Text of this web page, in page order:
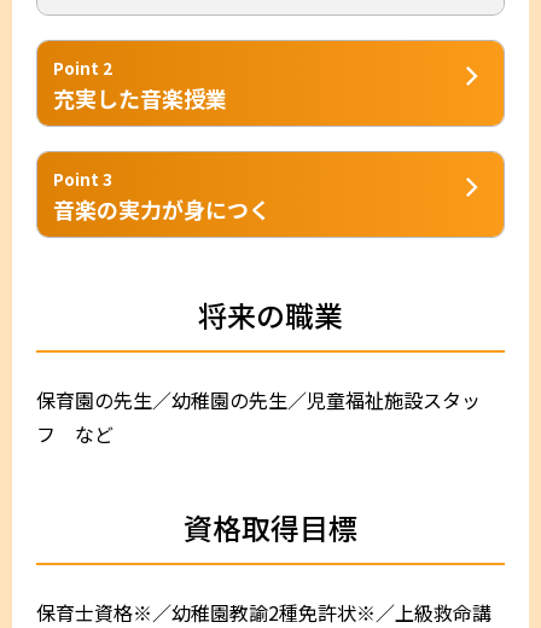
Point 2
充実した音楽授業
Point 3
音楽の実力が身につく
将来の職業
保育園の先生／幼稚園の先生／児童福祉施設スタッ
フ など
資格取得目標
保育士資格※／幼稚園教諭2種免許状※／上級救命講